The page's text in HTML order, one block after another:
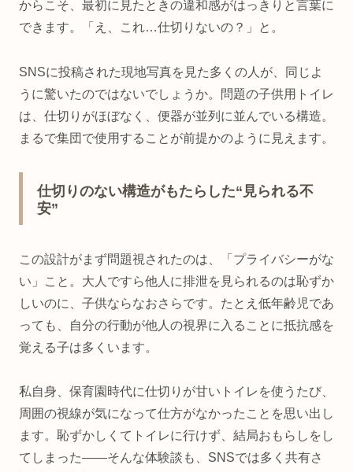
からこそ、最初に見たときの違和感がはっきりと言葉に
できます。「え、これ…仕切りないの？」と。
SNSに投稿された現地写真を見た多くの人が、同じよ
うに驚いたのではないでしょうか。問題の子供用トイレ
は、仕切りがほぼなく、便器が並列に並んでいる構造。
まるで集団で使用することが前提かのように見えます。
仕切りのない構造がもたらした“見られる不
安”
この設計がまず問題視されたのは、「プライバシーがな
い」こと。大人ですら他人に排泄を見られるのは恥ずか
しいのに、子供ならなおさらです。たとえ低年齢児であ
っても、自分の行動が他人の視界に入ることに抵抗感を
覚える子は多くいます。
私自身、保育園時代に仕切りが甘いトイレを使うたび、
周囲の視線が気になって仕方がなかったことを思い出し
ます。恥ずかしくてトイレに行けず、結局おもらしをし
てしまった――そんな体験談も、SNSでは多く共有さ